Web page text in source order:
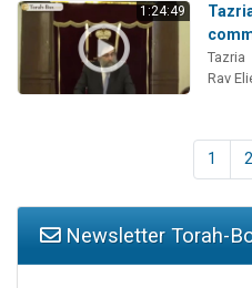
1:24:49
Tazria
Rav
1 2
Newsletter Torah-